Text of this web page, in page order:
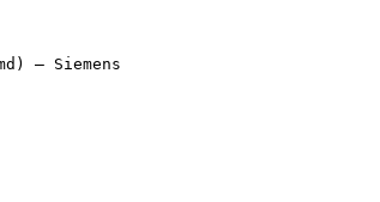
— Siemens